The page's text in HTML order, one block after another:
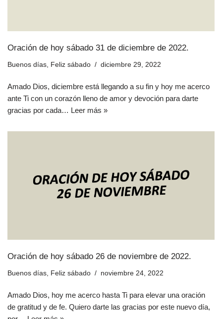
Oración de hoy sábado 31 de diciembre de 2022.
Buenos días Feliz sábado diciembre 29, 2022
Amado Dios, diciembre está llegando a su fin y hoy me acerco
ante Ti con un corazón lleno de amor y devoción para darte
gracias por cada… Leer más »
Oración de hoy sábado 26 de noviembre de 2022.
Buenos días Feliz sábado noviembre 24, 2022
Amado Dios, hoy me acerco hasta Ti para elevar una oración
de gratitud y de fe. Quiero darte las gracias por este nuevo día,